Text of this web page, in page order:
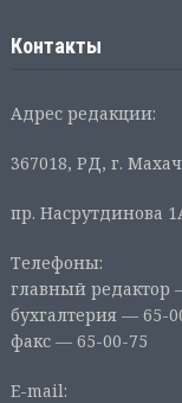
Контакты
Адрес редакции:
367018, РД, г.
пр. Насрутдинова
Телефоны:
главный редактор
бухгалтерия — 65-
факс — 65-00-75
E-mail: